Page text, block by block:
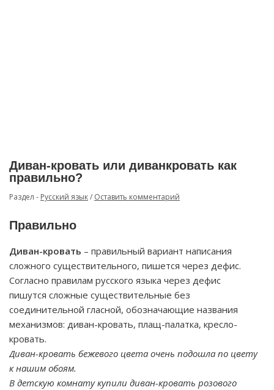
Диван-кровать или диванкровать как
правильно?
Раздел - Русский язык/ Оставить комментарий
Правильно
Диван-кровать – правильный вариант написания
сложного существительного, пишется через дефис.
Согласно правилам русского языка через дефис
пишутся сложные существительные без
соединительной гласной, обозначающие названия
механизмов: диван-кровать, плащ-палатка, кресло-
кровать.
Диван-кровать бежевого цвета очень подошла по цвету
к нашим обоям.
В детскую комнату купили диван-кровать розового